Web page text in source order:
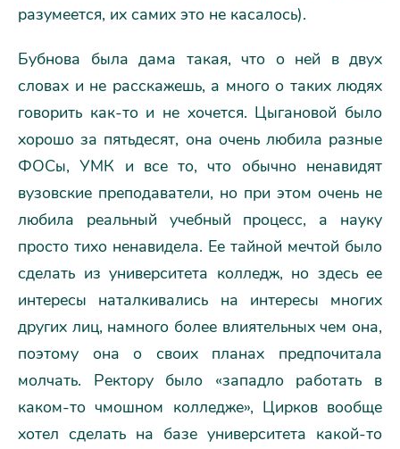
разумеется, их самих это не касалось).
Бубнова была дама такая, что о ней в двух
словах и не расскажешь, а много о таких людях
говорить как-то и не хочется. Цыгановой было
хорошо за пятьдесят, она очень любила разные
ФОСы, УМК и все то, что обычно ненавидят
вузовские преподаватели, но при этом очень не
любила реальный учебный процесс, а науку
просто тихо ненавидела. Ее тайной мечтой было
сделать из университета колледж, но здесь ее
интересы наталкивались на интересы многих
других лиц, намного более влиятельных чем она,
поэтому она о своих планах предпочитала
молчать. Ректору было «западло работать в
каком-то чмошном колледже», Цирков вообще
хотел сделать на базе университета какой-то